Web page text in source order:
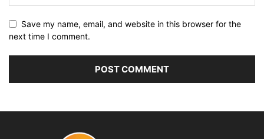
Save my name, email, and website in this browser for the
next time I comment.